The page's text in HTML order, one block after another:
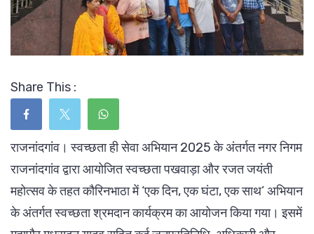
Share This :
राजनांदगांव। स्वच्छता ही सेवा अभियान 2025 के अंतर्गत नगर निगम
राजनांदगांव द्वारा आयोजित स्वच्छता पखवाड़ा और रजत जयंती
महोत्सव के तहत कौरिनभाठा में ‘एक दिन, एक घंटा, एक साथ’ अभियान
के अंतर्गत स्वच्छता श्रमदान कार्यक्रम का आयोजन किया गया। इसमें